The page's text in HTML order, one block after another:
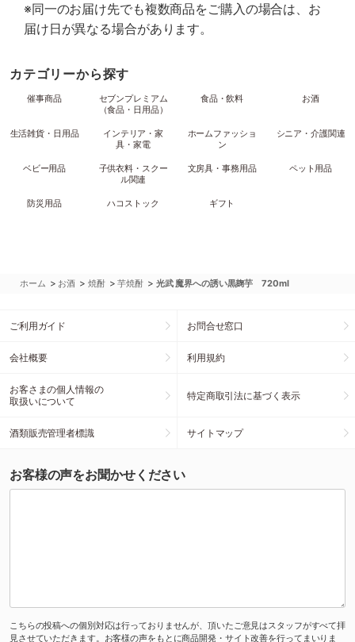
※同一のお届け先でも複数商品をご購入の場合は、お
届け日が異なる場合があります。
カテゴリーから探す
催事商品
セブンプレミアム
（食品・日用品）
食品・飲料 お酒
生活雑貨・日用品
インテリア・家
具・家電
ホームファッショ
ン
シニア・介護関連
ベビー用品
子供衣料・スクー
ル関連
文房具・事務用品 ペット用品
防災用品 ハコストック ギフト
ホーム > お酒 > 焼酎 >芋焼酎 > 光武 魔界への誘い黒麹芋 720ml
ご利用ガイド お問合せ窓口
会社概要 利用規約
お客さまの個人情報の
取扱いについて
特定商取引法に基づく表示
酒類販売管理者標識 サイトマップ
お客様の声をお聞かせください
こちらの投稿への個別対応は行っておりませんが、頂いたご意見はスタッフがすべて拝
見させていただきます。お客様の声をもとに商品開発・サイト改善を行ってまいりま